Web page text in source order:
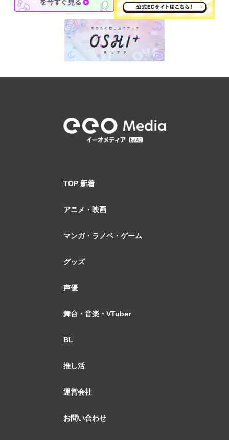
TOP 新着
アニメ・映画
マンガ・ラノベ・ゲーム
グッズ
声優
舞台・音楽・VTuber
BL
推し活
運営会社
お問い合わせ